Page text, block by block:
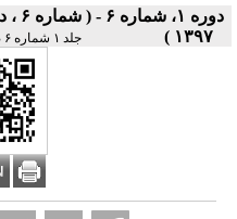
۱۳۹۷ )
جلد ۱ شماره ۶ صفحات ۵-۱